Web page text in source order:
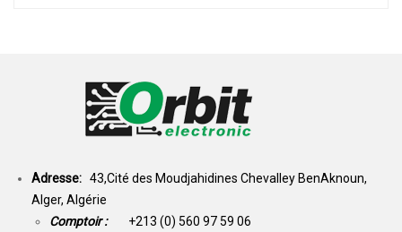
Adresse: 43,Cité des Moudjahidines Chevalley BenAknoun,
Alger, Algérie
Comptoir : +213 (0) 560 97 59 06